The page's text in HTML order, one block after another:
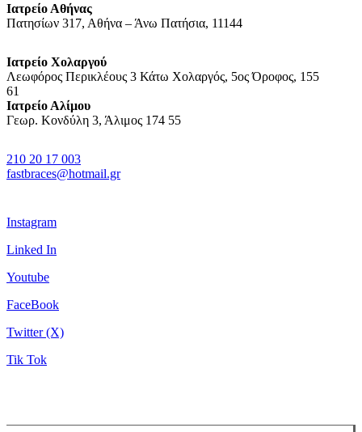
Ιατρείο Αθήνας
Πατησίων 317, Αθήνα – Άνω Πατήσια, 11144
Ιατρείο Χολαργού
Λεωφόρος Περικλέους 3 Κάτω Χολαργός, 5ος Όροφος, 155
61
Ιατρείο Αλίμου
Γεωρ. Κονδύλη 3, Άλιμος 174 55
210 20 17 003
fastbraces@hotmail.gr
Instagram
Linked In
Youtube
FaceBook
Twitter (X)
Tik Tok